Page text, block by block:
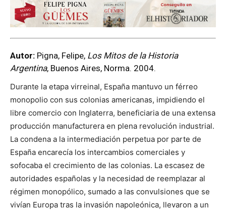
Autor: Pigna, Felipe, Los Mitos de la Historia
Argentina, Buenos Aires, Norma. 2004.
Durante la etapa virreinal, España mantuvo un férreo
monopolio con sus colonias americanas, impidiendo el
libre comercio con Inglaterra, beneficiaria de una extensa
producción manufacturera en plena revolución industrial.
La condena a la intermediación perpetua por parte de
España encarecía los intercambios comerciales y
sofocaba el crecimiento de las colonias. La escasez de
autoridades españolas y la necesidad de reemplazar al
régimen monopólico, sumado a las convulsiones que se
vivían Europa tras la invasión napoleónica, llevaron a un